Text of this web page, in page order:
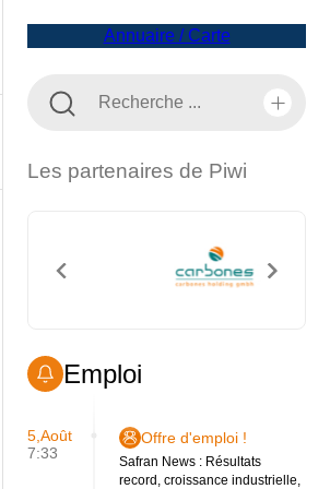
Annuaire / Carte
Les partenaires de Piwi
Emploi
5,Août
7:33
Offre d'emploi !
Safran News : Résultats
record, croissance industrielle,